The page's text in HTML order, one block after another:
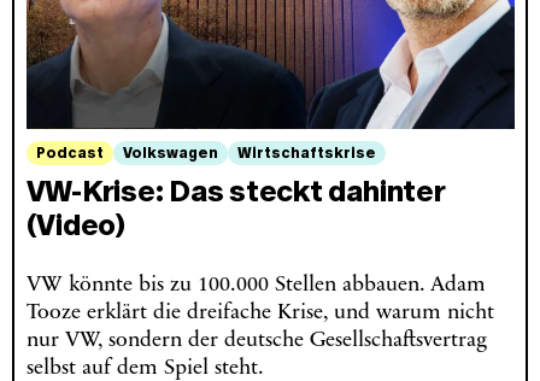
Podcast Volkswagen Wirtschaftskrise
VW-Krise: Das steckt dahinter
(Video)
VW könnte bis zu 100.000 Stellen abbauen. Adam
Tooze erklärt die dreifache Krise, und warum nicht
nur VW, sondern der deutsche Gesellschaftsvertrag
selbst auf dem Spiel steht.